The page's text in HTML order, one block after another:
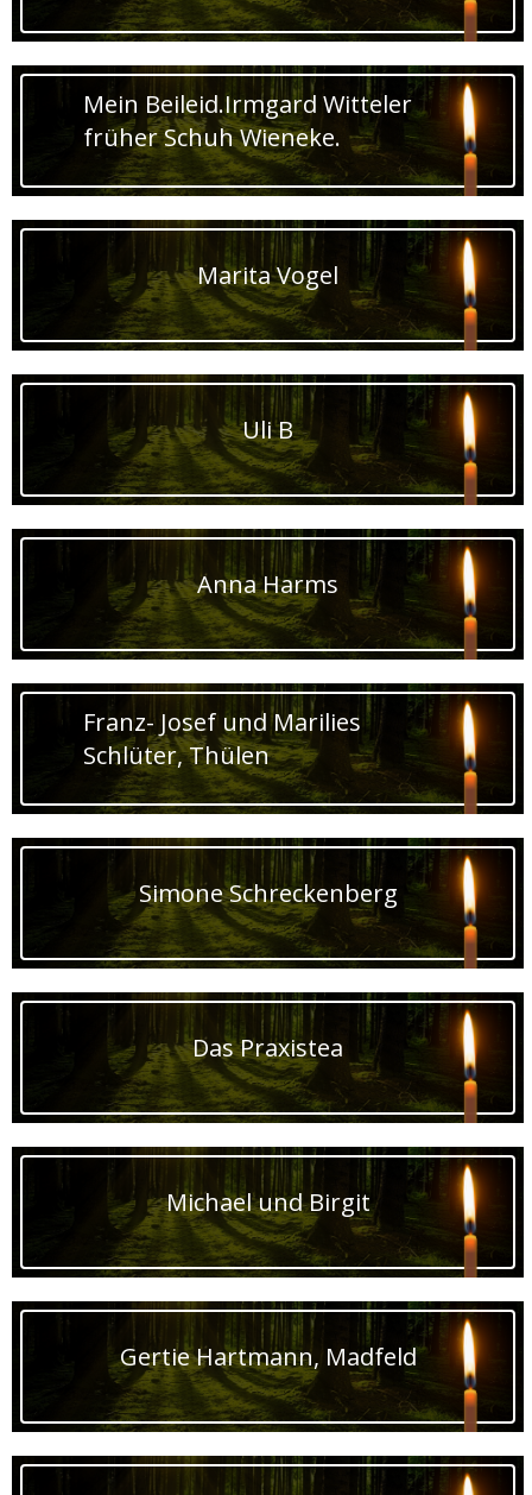
Mein Beileid.Irmgard Witteler
früher Schuh Wieneke.
Marita Vogel
Uli B
Anna Harms
Franz- Josef und Marilies
Schlüter, Thülen
Simone Schreckenberg
Das Praxistea
Michael und Birgit
Gertie Hartmann, Madfeld